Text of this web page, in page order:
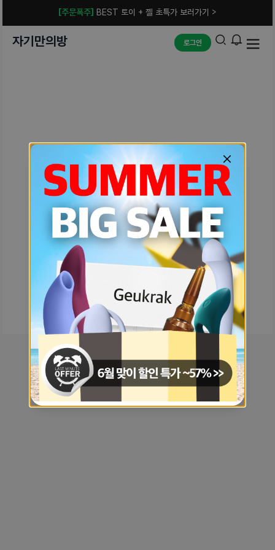
[주문폭주] BEST 토이 + 젤 초특가 보러가기 >
자기만의방 로그인
예상치 못한 에러입니다.